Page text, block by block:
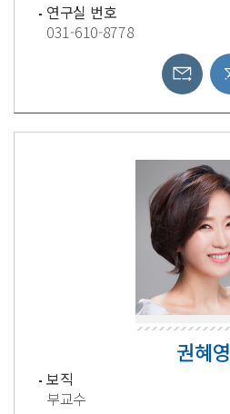
연구실 번호
031-610-8778
권혜영
보직
부교수